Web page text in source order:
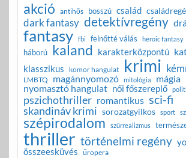
akció antihős bosszú család
dark fantasy detektívregény
fantasy fbi felnőtté válás heroic fantasy
háború kaland karakterközpontú
klasszikus komor hangulat krimi
LMBTQ magánnyomozó mitológia mágia
nyomasztó hangulat női főszereplő
pszichothriller romantikus sci-fi
skandináv krimi sorozatgyilkos sport
szépirodalom szürrealizmus
thriller történelmi regény
összeesküvés űropera